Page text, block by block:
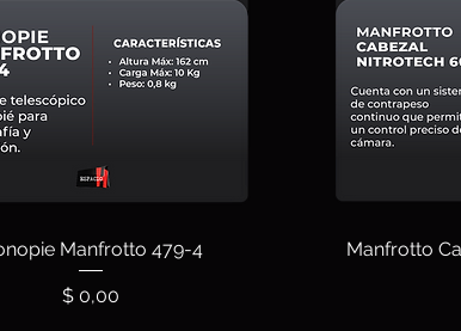
Manfrotto 479-4
Precio
$ 0,00
Manfrotto